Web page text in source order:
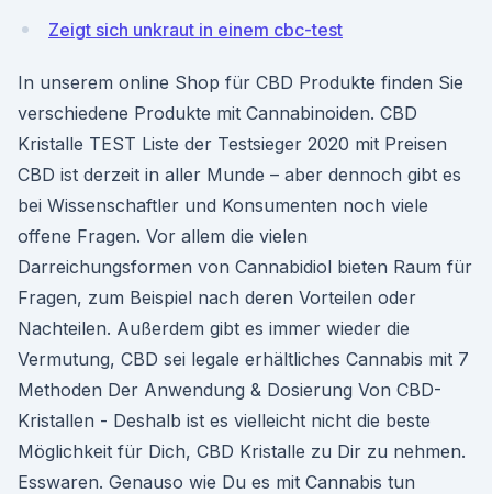
Zeigt sich unkraut in einem cbc-test
In unserem online Shop für CBD Produkte finden Sie
verschiedene Produkte mit Cannabinoiden. CBD
Kristalle TEST Liste der Testsieger 2020 mit Preisen
CBD ist derzeit in aller Munde – aber dennoch gibt es
bei Wissenschaftler und Konsumenten noch viele
offene Fragen. Vor allem die vielen
Darreichungsformen von Cannabidiol bieten Raum für
Fragen, zum Beispiel nach deren Vorteilen oder
Nachteilen. Außerdem gibt es immer wieder die
Vermutung, CBD sei legale erhältliches Cannabis mit 7
Methoden Der Anwendung & Dosierung Von CBD-
Kristallen - Deshalb ist es vielleicht nicht die beste
Möglichkeit für Dich, CBD Kristalle zu Dir zu nehmen.
Esswaren. Genauso wie Du es mit Cannabis tun